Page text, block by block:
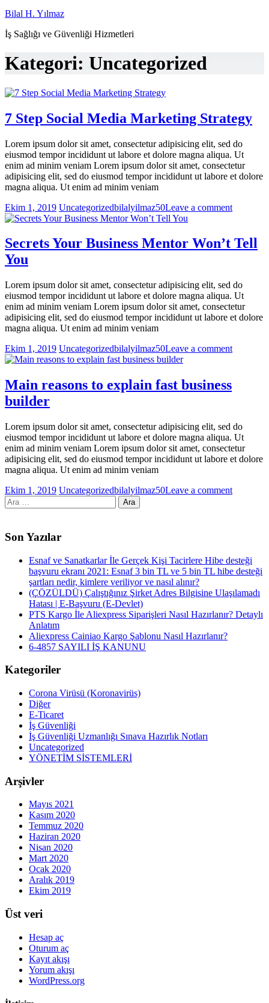
Bilal H. Yılmaz
İş Sağlığı ve Güvenliği Hizmetleri
Kategori: Uncategorized
7 Step Social Media Marketing Strategy
Lorem ipsum dolor sit amet, consectetur adipisicing elit, sed do
eiusmod tempor incididunt ut labore et dolore magna aliqua. Ut
enim ad minim veniam Lorem ipsum dolor sit amet, consectetur
adipisicing elit, sed do eiusmod tempor incididunt ut labore et dolore
magna aliqua. Ut enim ad minim veniam
Ekim 1, 2019 Uncategorizedbilalyilmaz50Leave a comment
Secrets Your Business Mentor Won’t Tell
You
Lorem ipsum dolor sit amet, consectetur adipisicing elit, sed do
eiusmod tempor incididunt ut labore et dolore magna aliqua. Ut
enim ad minim veniam Lorem ipsum dolor sit amet, consectetur
adipisicing elit, sed do eiusmod tempor incididunt ut labore et dolore
magna aliqua. Ut enim ad minim veniam
Ekim 1, 2019 Uncategorizedbilalyilmaz50Leave a comment
Main reasons to explain fast business
builder
Lorem ipsum dolor sit amet, consectetur adipisicing elit, sed do
eiusmod tempor incididunt ut labore et dolore magna aliqua. Ut
enim ad minim veniam Lorem ipsum dolor sit amet, consectetur
adipisicing elit, sed do eiusmod tempor incididunt ut labore et dolore
magna aliqua. Ut enim ad minim veniam
Ekim 1, 2019 Uncategorizedbilalyilmaz50Leave a comment
Arama:
Son Yazılar
Esnaf ve Sanatkarlar İle Gerçek Kişi Tacirlere Hibe desteği
başvuru ekranı 2021: Esnaf 3 bin TL ve 5 bin TL hibe desteği
şartları nedir, kimlere veriliyor ve nasıl alınır?
(ÇÖZÜLDÜ) Çalıştığınız Şirket Adres Bilgisine Ulaşılamadı
Hatası | E-Başvuru (E-Devlet)
PTS Kargo İle Aliexpress Siparişleri Nasıl Hazırlanır? Detaylı
Anlatım
Aliexpress Cainiao Kargo Şablonu Nasıl Hazırlanır?
6-4857 SAYILI İŞ KANUNU
Kategoriler
Corona Virüsü (Koronavirüs)
Diğer
E-Ticaret
İş Güvenliği
İş Güvenliği Uzmanlığı Sınava Hazırlık Notları
Uncategorized
YÖNETİM SİSTEMLERİ
Arşivler
Mayıs 2021
Kasım 2020
Temmuz 2020
Haziran 2020
Nisan 2020
Mart 2020
Ocak 2020
Aralık 2019
Ekim 2019
Üst veri
Hesap aç
Oturum aç
Kayıt akışı
Yorum akışı
WordPress.org